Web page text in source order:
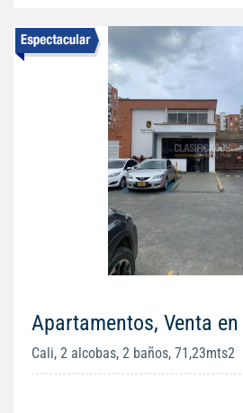
Apartamentos, Venta
Cali, 2 alcobas, 2 baños, 71,23mts2